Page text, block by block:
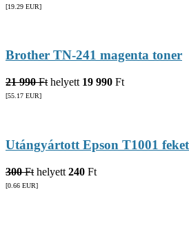
[19.29 EUR]
Brother TN-241 magenta toner
21 990 Ft helyett 19 990 Ft
[55.17 EUR]
Utángyártott Epson T1001
300 Ft helyett 240 Ft
[0.66 EUR]